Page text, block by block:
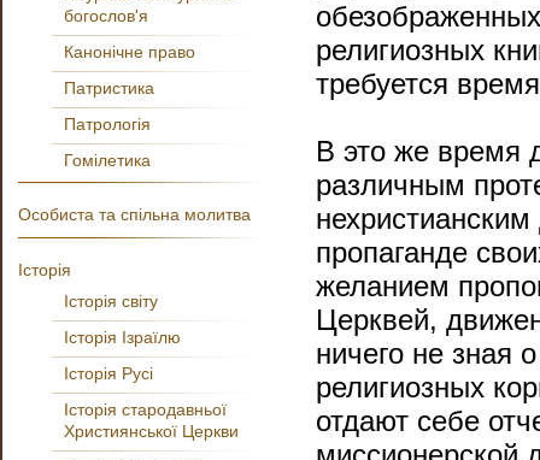
религиозных
требуется
В это же время
различным
пропаганде
желанием
Церквей,
ничего не зная
религиозных
отдают себе
богослов'я
Канонічне право
Патристика
Патрологія
Гомілетика
Особиста та спільна молитва
Історія
Історія світу
Історія Ізраїлю
Історія Русі
Історія стародавньої
Християнської Церкви